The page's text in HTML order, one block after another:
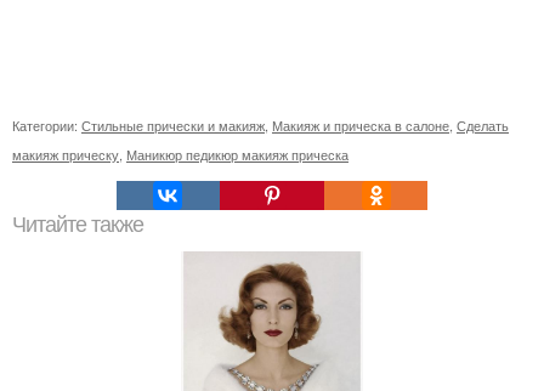
Категории: Стильные прически и макияж Макияж и прическа в салоне Сделать
макияж прическу Маникюр педикюр макияж прическа
Читайте также